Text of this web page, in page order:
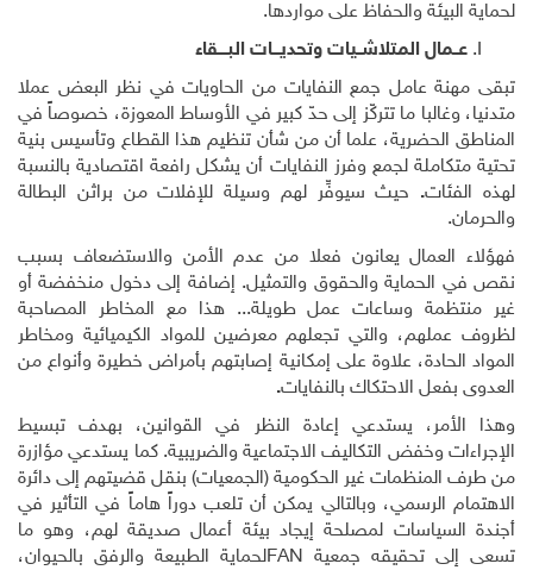
لحماية البيئة والحفاظ على مواردها.
عــمال المتلاشــيات وتحديـــات البــــقاء
تبقى مهنة عامل جمع النفايات من الحاويات في نظر البعض عملا
متدنيا، وغالبا ما تتركّز إلى حدّ كبير في الأوساط المعوزة، خصوصاً في
المناطق الحضرية، علما أن من شأن تنظيم هذا القطاع وتأسيس بنية
تحتية متكاملة لجمع وفرز النفايات أن يشكل رافعة اقتصادية بالنسبة
لهذه الفئات. حيث سيوفِّر لهم وسيلة للإفلات من براثن البطالة
والحرمان.
فهؤلاء العمال يعانون فعلا من عدم الأمن والاستضعاف بسبب
نقص في الحماية والحقوق والتمثيل. إضافة إلى دخول منخفضة أو
غير منتظمة وساعات عمل طويلة... هذا مع المخاطر المصاحبة
لظروف عملهم، والتي تجعلهم معرضين للمواد الكيميائية ومخاطر
المواد الحادة، علاوة على إمكانية إصابتهم بأمراض خطيرة وأنواع من
العدوى بفعل الاحتكاك بالنفايات.
وهذا الأمر، يستدعي إعادة النظر في القوانين، بهدف تبسيط
الإجراءات وخفض التكاليف الاجتماعية والضريبية. كما يستدعي مؤازرة
من طرف المنظمات غير الحكومية (الجمعيات) بنقل قضيتهم إلى دائرة
الاهتمام الرسمي، وبالتالي يمكن أن تلعب دوراً هاماً في التأثير في
أجندة السياسات لمصلحة إيجاد بيئة أعمال صديقة لهم، وهو ما
تسعى إلى تحقيقه جمعية FANلحماية الطبيعة والرفق بالحيوان،